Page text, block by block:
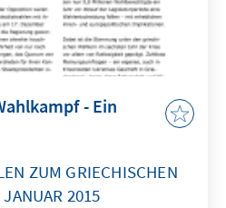
- Ein
ZUM GRIECHISCHEN
2015